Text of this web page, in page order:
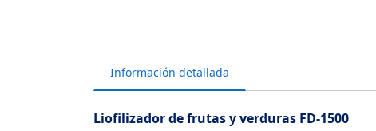
Información detallada
Liofilizador de frutas y verduras FD-1500